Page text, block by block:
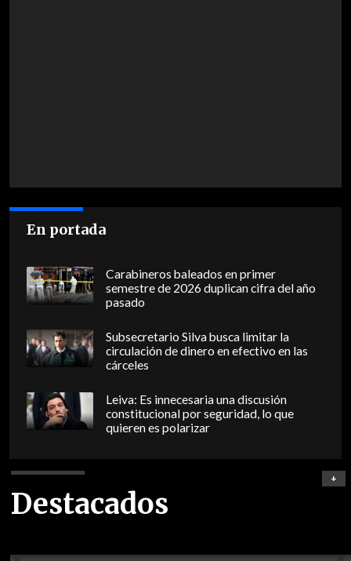
En portada
Carabineros baleados en primer
semestre de 2026 duplican cifra del año
pasado
Subsecretario Silva busca limitar la
circulación de dinero en efectivo en las
cárceles
Leiva: Es innecesaria una discusión
constitucional por seguridad, lo que
quieren es polarizar
Destacados
+